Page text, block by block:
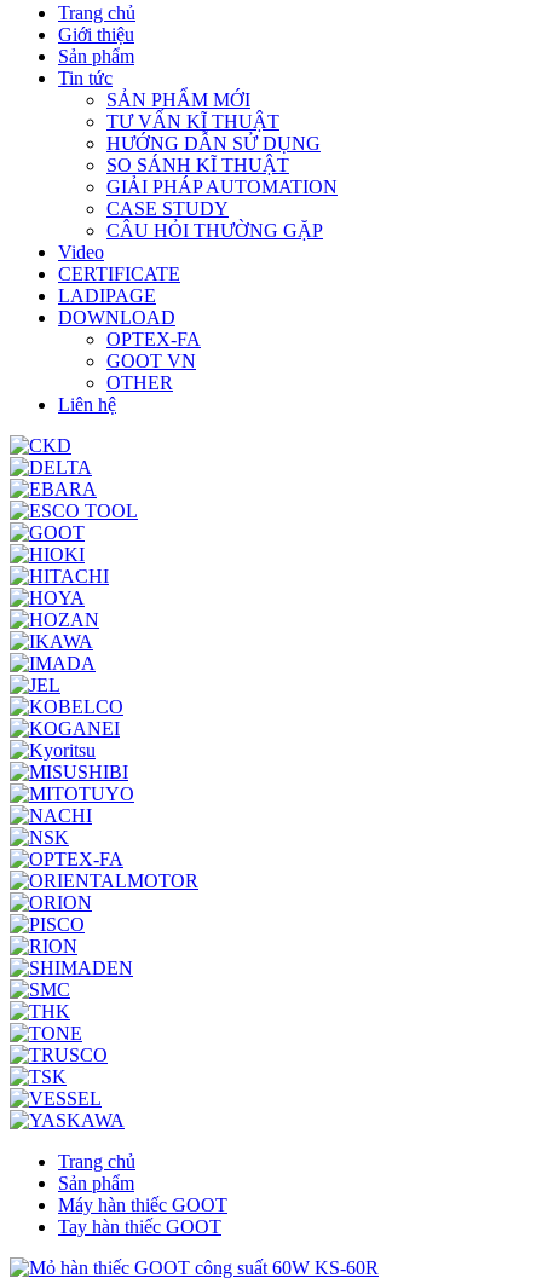
Trang chủ
Giới thiệu
Sản phẩm
Tin tức
SẢN PHẨM MỚI
TƯ VẤN KĨ THUẬT
HƯỚNG DẪN SỬ DỤNG
SO SÁNH KĨ THUẬT
GIẢI PHÁP AUTOMATION
CASE STUDY
CÂU HỎI THƯỜNG GẶP
Video
CERTIFICATE
LADIPAGE
DOWNLOAD
OPTEX-FA
GOOT VN
OTHER
Liên hệ
Trang chủ
Sản phẩm
Máy hàn thiếc GOOT
Tay hàn thiếc GOOT